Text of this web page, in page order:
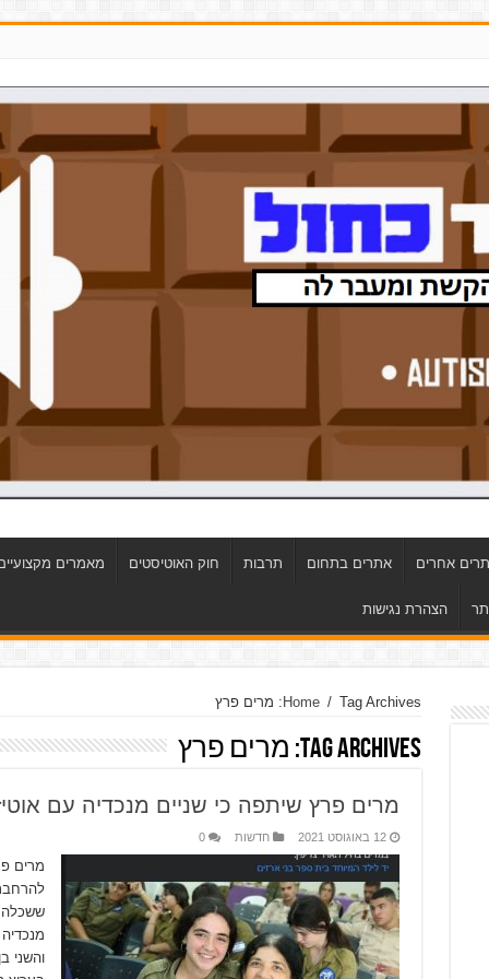
אחרים אתרים בתחום תרבות חוק האוטיסטים מאמרים
הצהרת נגישות
Home / Tag Archives: מרים פרץ
Tag Archives: מרים פרץ
מרים פרץ שיתפה כי שניים מנכדיה עם
12 באוגוסט 2021 חדשות 0
מרים
ששכלה
והשני